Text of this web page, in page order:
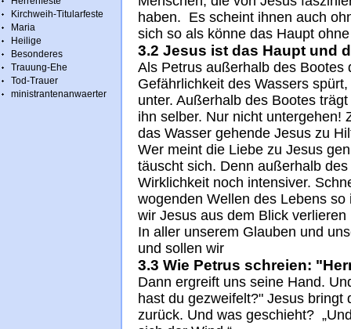
Kirchweih-Titularfeste
Maria
Heilige
Besonderes
Trauung-Ehe
Tod-Trauer
ministrantenanwaerter
haben. Es scheint ihnen auch
sich so als könne das Haupt
3.2 Jesus ist das Haupt und
Als Petrus außerhalb des
Gefährlichkeit des Wassers
unter. Außerhalb des Bootes
ihn selber. Nur nicht untergehen!
das Wasser gehende Jesus zu
Wer meint die Liebe zu Jesus
täuscht sich. Denn außerhalb
Wirklichkeit noch intensiver.
wogenden Wellen des Lebens
wir Jesus aus dem Blick
In aller unserem Glauben und
und sollen wir
3.3 Wie Petrus schreien:
Dann ergreift uns seine Hand.
hast du gezweifelt?" Jesus
zurück. Und was geschieht?